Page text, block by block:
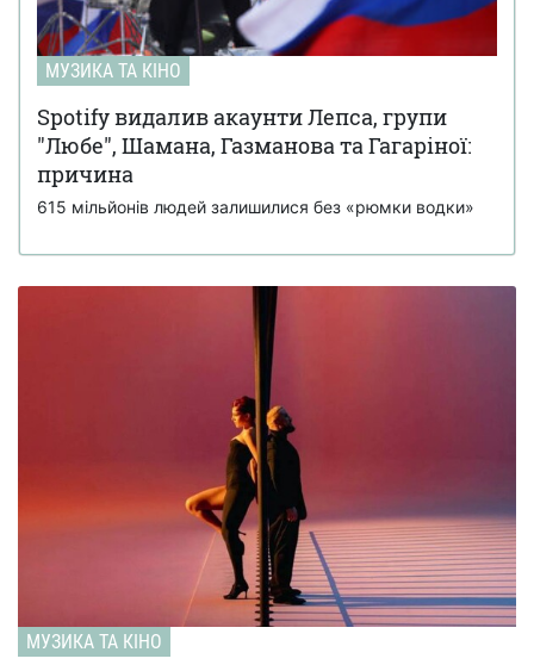
МУЗИКА ТА КІНО
Spotify видалив акаунти Лепса, групи
"Любе", Шамана, Газманова та Гагаріної:
причина
615 мільйонів людей залишилися без «рюмки водки»
МУЗИКА ТА КІНО